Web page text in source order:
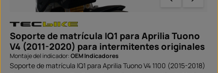
Soporte de matrícula IQ1 para Aprilia Tuono
V4 (2011-2020) para intermitentes originales
Montaje del indicador:OEM Indicadores
Soporte de matrícula IQ1 para Aprilia Tuono V4 1100 (2015-2018)